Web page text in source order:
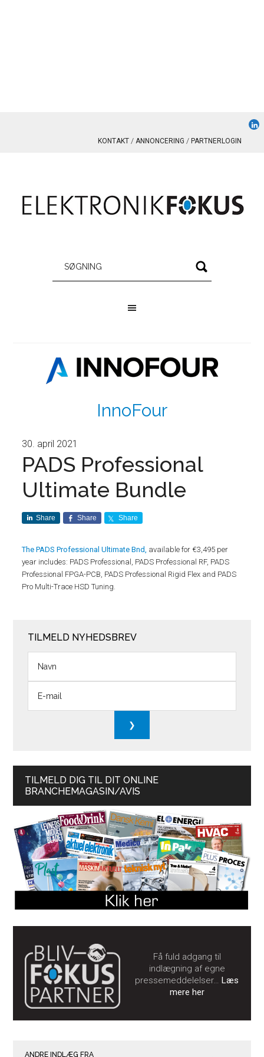
KONTAKT ANNONCERING PARTNERLOGIN
InnoFour
30. april 2021
PADS Professional
Ultimate Bundle
Share Share Share
The PADS Professional Ultimate Bnd, available for €3,495 per
year includes: PADS Professional, PADS Professional RF, PADS
Professional FPGA-PCB, PADS Professional Rigid Flex and PADS
Pro Multi-Trace HSD Tuning.
TILMELD NYHEDSBREV
TILMELD DIG TIL DIT ONLINE
BRANCHEMAGASIN/AVIS
Få fuld adgang til
indlægning af egne
pressemeddelelser…Læs
mere her
ANDRE INDLÆG FRA